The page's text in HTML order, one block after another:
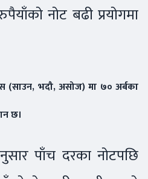
नोट बढी प्रयोगमा
(साउन, भदौ, असोज) मा ७० अर्बका
छ।
पाँच दरका नोटपछि